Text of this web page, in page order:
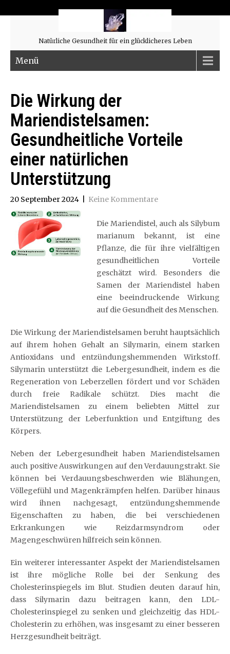
Natürliche Gesundheit für ein glücklicheres Leben
Menü
Die Wirkung der
Mariendistelsamen:
Gesundheitliche Vorteile
einer natürlichen
Unterstützung
20 September 2024 Keine Kommentare
Die Mariendistel, auch als Silybum
marianum bekannt, ist eine
Pflanze, die für ihre vielfältigen
gesundheitlichen Vorteile
geschätzt wird. Besonders die
Samen der Mariendistel haben
eine beeindruckende Wirkung
auf die Gesundheit des Menschen.
Die Wirkung der Mariendistelsamen beruht hauptsächlich
auf ihrem hohen Gehalt an Silymarin, einem starken
Antioxidans und entzündungshemmenden Wirkstoff.
Silymarin unterstützt die Lebergesundheit, indem es die
Regeneration von Leberzellen fördert und vor Schäden
durch freie Radikale schützt. Dies macht die
Mariendistelsamen zu einem beliebten Mittel zur
Unterstützung der Leberfunktion und Entgiftung des
Körpers.
Neben der Lebergesundheit haben Mariendistelsamen
auch positive Auswirkungen auf den Verdauungstrakt. Sie
können bei Verdauungsbeschwerden wie Blähungen,
Völlegefühl und Magenkrämpfen helfen. Darüber hinaus
wird ihnen nachgesagt, entzündungshemmende
Eigenschaften zu haben, die bei verschiedenen
Erkrankungen wie Reizdarmsyndrom oder
Magengeschwüren hilfreich sein können.
Ein weiterer interessanter Aspekt der Mariendistelsamen
ist ihre mögliche Rolle bei der Senkung des
Cholesterinspiegels im Blut. Studien deuten darauf hin,
dass Silymarin dazu beitragen kann, den LDL-
Cholesterinspiegel zu senken und gleichzeitig das HDL-
Cholesterin zu erhöhen, was insgesamt zu einer besseren
Herzgesundheit beiträgt.